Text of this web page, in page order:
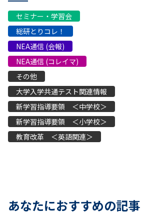
セミナー・学習会
総研とりコレ！
NEA通信 (会報)
NEA通信 (コレイマ)
その他
大学入学共通テスト関連情報
新学習指導要領 ＜中学校＞
新学習指導要領 ＜小学校＞
教育改革 ＜英語関連＞
あなたにおすすめの記事